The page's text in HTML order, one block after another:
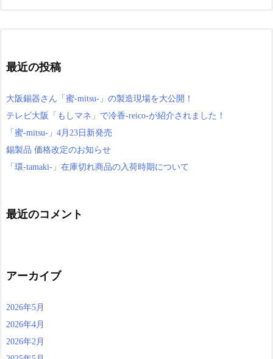
最近の投稿
大阪錫器さん「蜜-mitsu-」の製造現場を大公開！
テレビ大阪「もしマネ」で冷香-reico-が紹介されました！
「蜜-mitsu-」4月23日新発売
錫製品 価格改定のお知らせ
「環-tamaki-」在庫切れ商品の入荷時期について
最近のコメント
アーカイブ
2026年5月
2026年4月
2026年2月